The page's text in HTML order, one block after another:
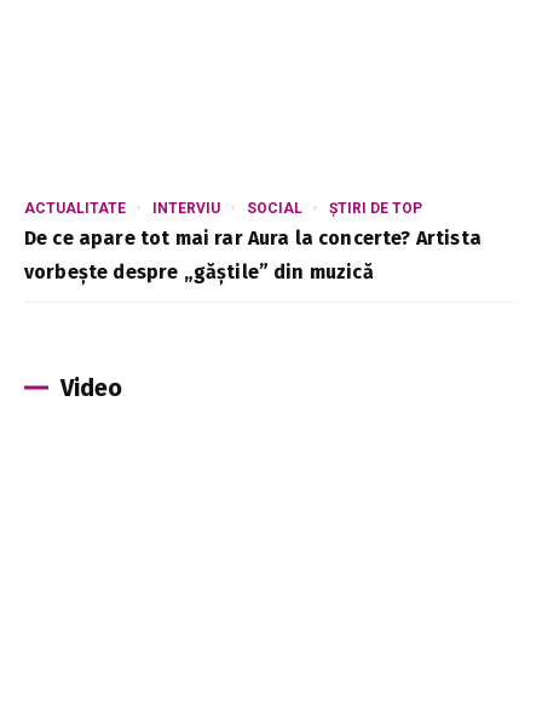
ACTUALITATE INTERVIU SOCIAL ȘTIRI DE TOP
De ce apare tot mai rar Aura la concerte? Artista
vorbește despre „găștile” din muzică
Video